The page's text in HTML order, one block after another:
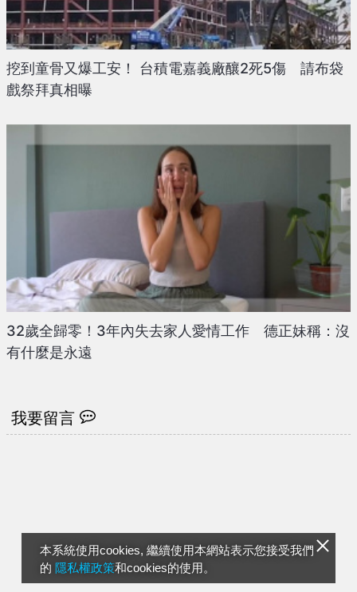
本系統使用cookies, 繼續使用本網站表示您接受我們
的 隱私權政策和cookies的使用。
挖到童骨又爆工安！ 台積電嘉義廠釀2死5傷 請布袋
戲祭拜真相曝
32歲全歸零！3年內失去家人愛情工作 德正妹稱：沒
有什麼是永遠
我要留言